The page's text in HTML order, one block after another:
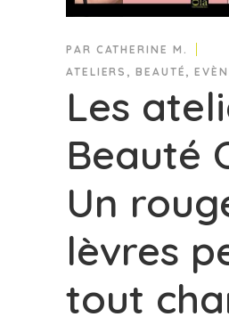
PAR CATHERINE M.
ATELIERS ,BEAUTÉ ,
Les
Beauté
Un
lèvres
tout